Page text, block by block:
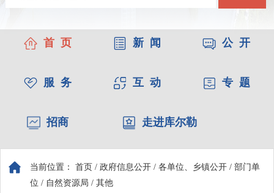
首 页 新 闻 公 开
服 务 互 动 专 题
招商 走进库尔勒
当前位置： 首页 / 政府信息公开 / 各单位、乡镇公开 / 部门单
位 / 自然资源局 / 其他